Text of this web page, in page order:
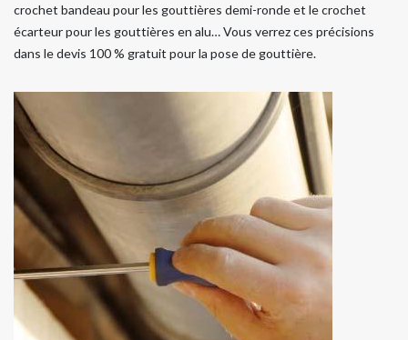
crochet bandeau pour les gouttières demi-ronde et le crochet
écarteur pour les gouttières en alu… Vous verrez ces précisions
dans le devis 100 % gratuit pour la pose de gouttière.